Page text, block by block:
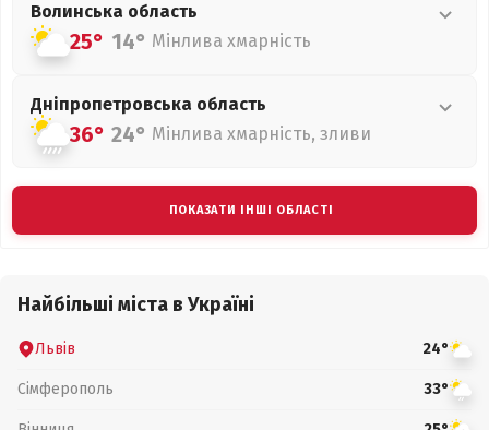
Волинська область
25° 14° Мінлива хмарність
Дніпропетровська область
36° 24° Мінлива хмарність, зливи
ПОКАЗАТИ ІНШІ ОБЛАСТІ
Найбільші міста в Україні
Львів 24°
Сімферополь 33°